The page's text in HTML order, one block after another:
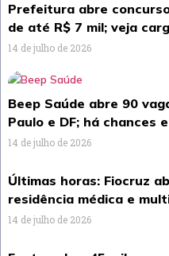
Prefeitura abre
de até R$ 7 mil; veja
14 de julho de 2026
Beep Saúde abre 90
Paulo e DF; há chances
14 de julho de 2026
Últimas horas: Fiocruz
residência médica e
14 de julho de 2026